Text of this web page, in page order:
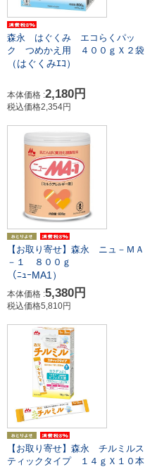
森永 はぐくみ エコらくパッ
ク つめかえ用 ４００ｇＸ２袋
（はぐくみｴｺ）
本体価格 :2,180円
税込価格2,354円
【お取り寄せ】森永 ニュ－ＭＡ
－１ ８００ｇ
（ﾆｭｰMA1）
本体価格 :5,380円
税込価格5,810円
【お取り寄せ】森永 チルミルス
ティックタイプ １４ｇＸ１０本